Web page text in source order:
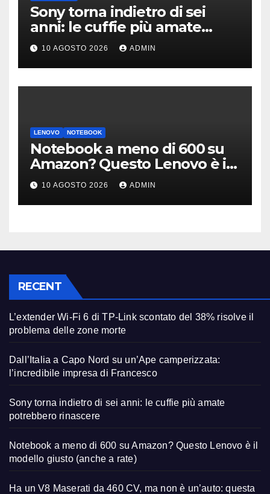
Sony torna indietro di sei
anni: le cuffie più amate
potrebbero rinascere
10 AGOSTO 2026 ADMIN
LENOVO NOTEBOOK
Notebook a meno di 600 su
Amazon? Questo Lenovo è il
modello giusto (anche a rate)
10 AGOSTO 2026 ADMIN
RECENT
L’extender Wi-Fi 6 di TP-Link scontato del 38% risolve il
problema delle zone morte
Dall’Italia a Capo Nord su un’Ape camperizzata:
l’incredibile impresa di Francesco
Sony torna indietro di sei anni: le cuffie più amate
potrebbero rinascere
Notebook a meno di 600 su Amazon? Questo Lenovo è il
modello giusto (anche a rate)
Ha un V8 Maserati da 460 CV, ma non è un’auto: questa